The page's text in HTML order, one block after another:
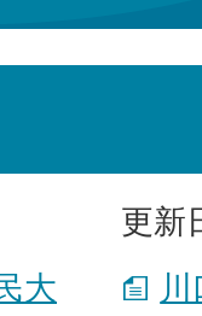
更新
大